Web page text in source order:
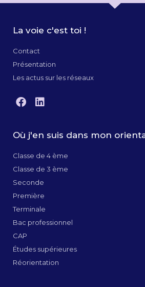
La voie c'est toi !
Contact
Présentation
Les actus sur les réseaux
Où j'en suis dans mon
Classe de 4 ème
Classe de 3 ème
Seconde
Première
Terminale
Bac professionnel
CAP
Études supérieures
Réorientation